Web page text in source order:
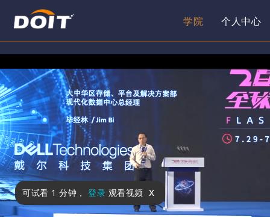
学院 个人中心
可试看 1 分钟 ， 登录 观看视频 x